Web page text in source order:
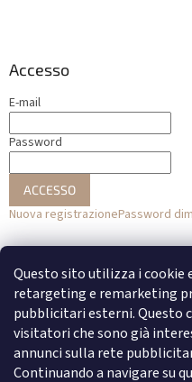
Questo sito utilizza i cookie
retargeting e remarketing
pubblicitari esterni. Questo
visitatori che sono già
annunci sulla rete
Continuando a navigare su
Accesso
E-mail
Password
ACCESSO
Nuova registrazionePassword